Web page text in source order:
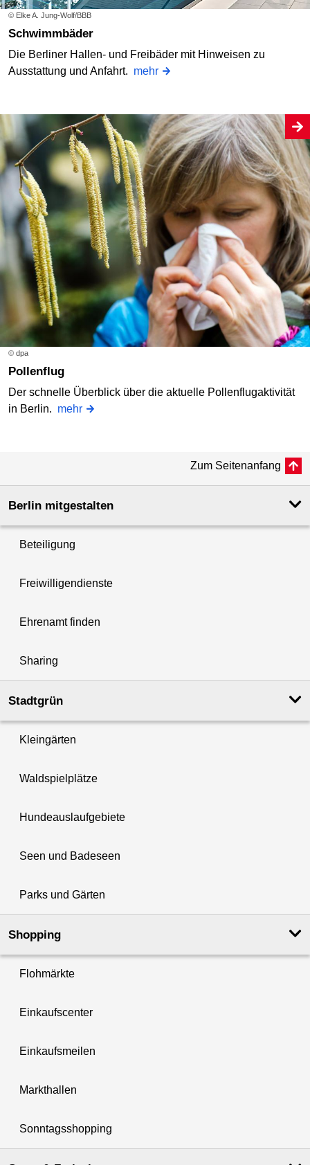
© Elke A. Jung-Wolf/BBB
Schwimmbäder
Die Berliner Hallen- und Freibäder mit Hinweisen zu
Ausstattung und Anfahrt. mehr
© dpa
Pollenflug
Der schnelle Überblick über die aktuelle Pollenflugaktivität
in Berlin. mehr
Zum Seitenanfang
Berlin mitgestalten
Beteiligung
Freiwilligendienste
Ehrenamt finden
Sharing
Stadtgrün
Kleingärten
Waldspielplätze
Hundeauslaufgebiete
Seen und Badeseen
Parks und Gärten
Shopping
Flohmärkte
Einkaufscenter
Einkaufsmeilen
Markthallen
Sonntagsshopping